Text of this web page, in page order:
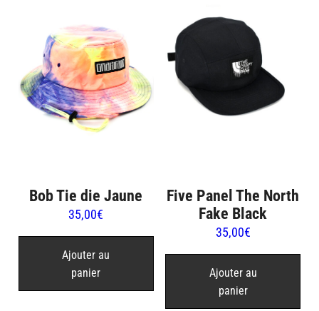
Bob Tie die Jaune
35,00€
Ajouter au
panier
Five Panel The North
Fake Black
35,00€
Ajouter au
panier